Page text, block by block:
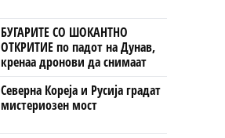
БУГАРИТЕ СО ШОКАНТНО
ОТКРИТИЕ по падот на Дунав,
кренаа дронови да снимаат
Северна Кореја и Русија градат
мистериозен мост